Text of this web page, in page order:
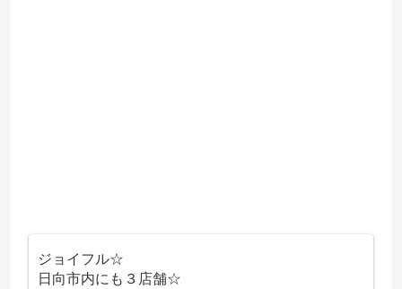
ジョイフル☆
日向市内にも３店舗☆